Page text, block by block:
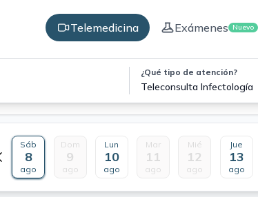
Telemedicina Exámenes Nuevo
¿Qué tipo de atención?
Teleconsulta Infectología
Sáb
8
ago
Dom
9
ago
Lun
10
ago
Mar
11
ago
Mié
12
ago
Jue
13
ago